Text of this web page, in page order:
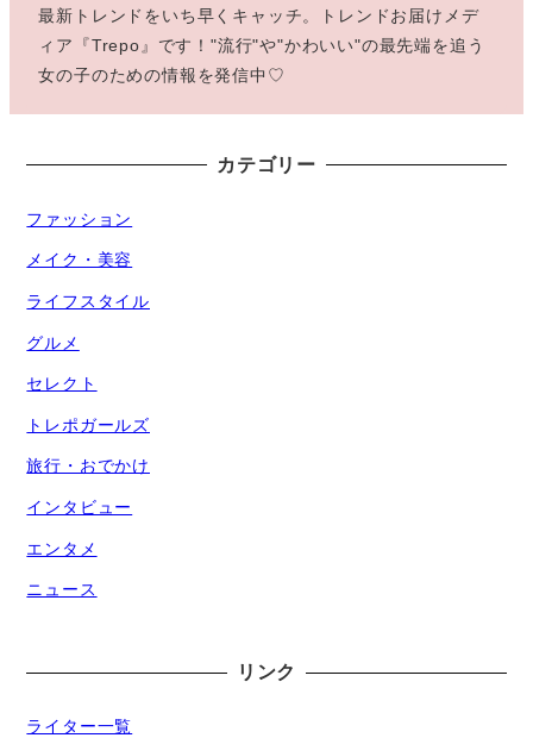
最新トレンドをいち早くキャッチ。トレンドお届けメデ
ィア『Trepo』です！"流行"や"かわいい"の最先端を追う
女の子のための情報を発信中♡
カテゴリー
ファッション
メイク・美容
ライフスタイル
グルメ
セレクト
トレポガールズ
旅行・おでかけ
インタビュー
エンタメ
ニュース
リンク
ライター一覧